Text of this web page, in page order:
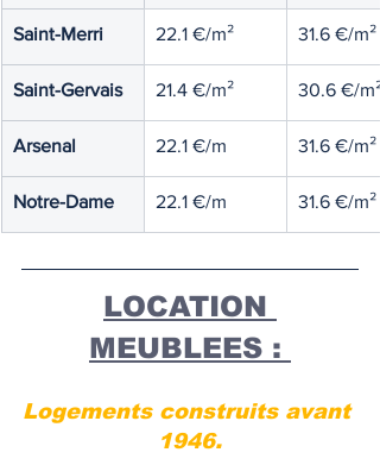
Saint-Merri 22.1 €/m² 31.6 €/m²
Saint-Gervais 21.4 €/m² 30.6 €/m²
Arsenal 22.1 €/m 31.6 €/m²
Notre-Dame 22.1 €/m 31.6 €/m²
LOCATION
MEUBLEES :
Logements construits avant
1946.